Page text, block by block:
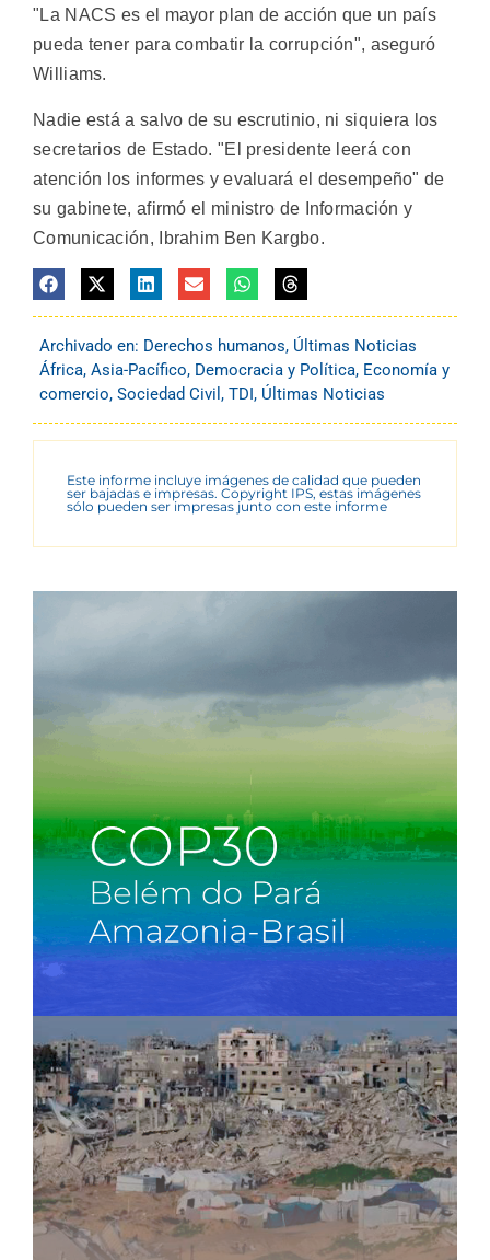
"La NACS es el mayor plan de acción que un país
pueda tener para combatir la corrupción", aseguró
Williams.
Nadie está a salvo de su escrutinio, ni siquiera los
secretarios de Estado. "El presidente leerá con
atención los informes y evaluará el desempeño" de
su gabinete, afirmó el ministro de Información y
Comunicación, Ibrahim Ben Kargbo.
Archivado en: Derechos humanos, Últimas Noticias
África, Asia-Pacífico, Democracia y Política, Economía y
comercio, Sociedad Civil , TDI, Últimas Noticias
Este informe incluye imágenes de calidad que pueden
ser bajadas e impresas. Copyright IPS, estas imágenes
sólo pueden ser impresas junto con este informe